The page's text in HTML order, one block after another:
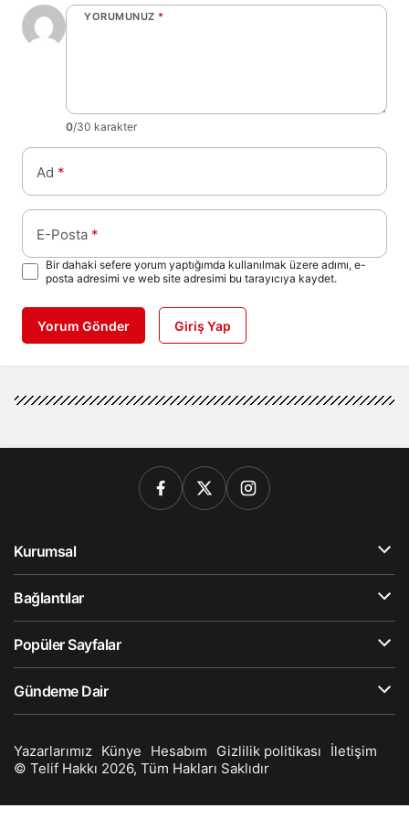
YORUMUNUZ *
0/30 karakter
Ad *
E-Posta *
Bir dahaki sefere yorum yaptığımda kullanılmak üzere adımı, e-
posta adresimi ve web site adresimi bu tarayıcıya kaydet.
Yorum Gönder Giriş Yap
Kurumsal
Bağlantılar
Popüler Sayfalar
Gündeme Dair
Yazarlarımız Künye Hesabım Gizlilik politikası
İletişim
© Telif Hakkı 2026, Tüm Hakları Saklıdır